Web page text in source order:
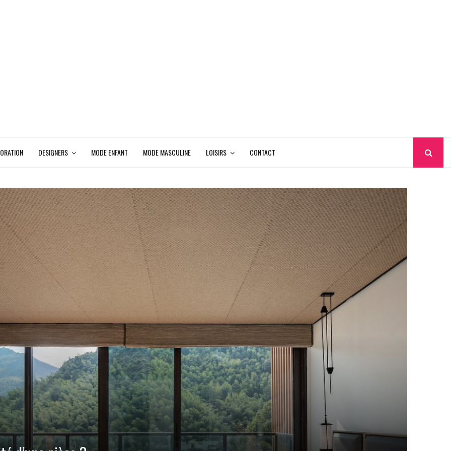
DESIGNERS MODE ENFANT MODE MASCULINE LOISIRS CONTACT